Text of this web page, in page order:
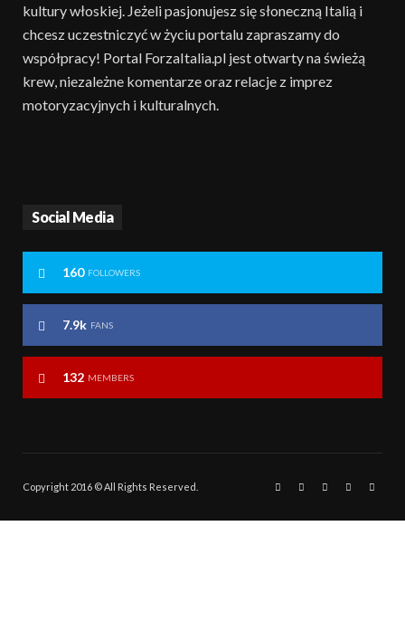
kultury włoskiej. Jeżeli pasjonujesz się słoneczną Italią i
chcesz uczestniczyć w życiu portalu zapraszamy do
współpracy! Portal ForzaItalia.pl jest otwarty na świeżą
krew, niezależne komentarze oraz relacje z imprez
motoryzacyjnych i kulturalnych.
Social Media
160 FOLLOWERS
7.9k FANS
132 MEMBERS
Copyright 2016 © All Rights Reserved.